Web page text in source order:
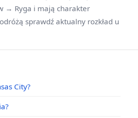
→ Ryga i mają charakter
sprawdź aktualny rozkład u
City?